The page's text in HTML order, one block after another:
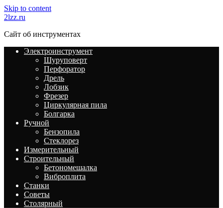
Skip to content
2lzz.ru
Сайт об инструментах
Электроинструмент
Шуруповерт
Перфоратор
Дрель
Лобзик
Фрезер
Циркулярная пила
Болгарка
Ручной
Бензопила
Стеклорез
Измерительный
Строительный
Бетономешалка
Виброплита
Станки
Советы
Столярный